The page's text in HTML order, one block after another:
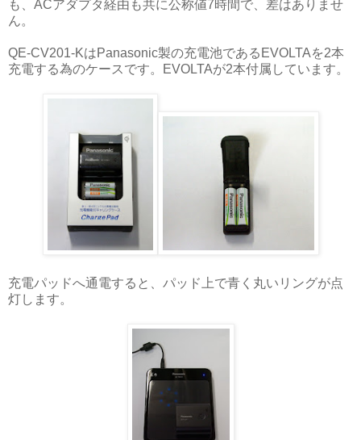
も、ACアダプタ経由も共に公称値7時間で、差はありませ
ん。
QE-CV201-KはPanasonic製の充電池であるEVOLTAを2本
充電する為のケースです。EVOLTAが2本付属しています。
充電パッドへ通電すると、パッド上で青く丸いリングが点
灯します。